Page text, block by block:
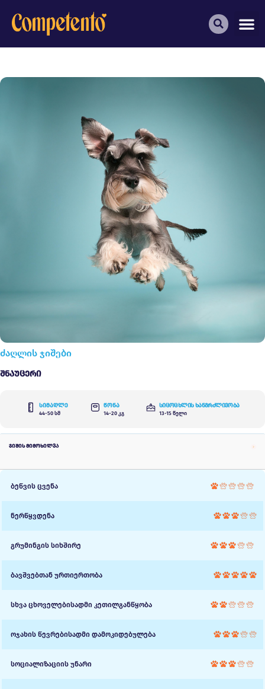
ძაღლის ჯიშები
Შნაუცერი
სიმაღლე
44-50 სმ
წონა
14-20 კგ
სიცოცხლის ხანგრძლივობა
13-15 წელი
ჯიშის მიმოხილვა
ბეწვის ცვენა
ნერწყვდენა
გრუმინგის სიხშირე
ბავშვებთან ურთიერთობა
სხვა ცხოველებისადმი კეთილგანწყობა
ოჯახის წევრებისადმი დამოკიდებულება
სოციალიზაციის უნარი